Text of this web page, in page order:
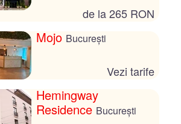
de la 265 RON
Mojo București
Vezi tarife
Hemingway
Residence București